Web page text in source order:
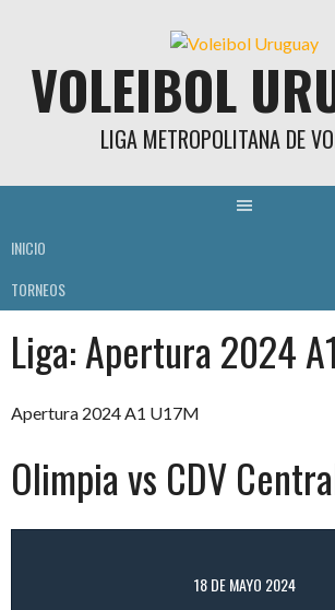
VOLEIBOL
LIGA METROPOLITANA DE
INICIO
TORNEOS
Liga:Apertura 2024
Apertura 2024 A1 U17M
Olimpia vs CDV
18 DE MAYO 2024